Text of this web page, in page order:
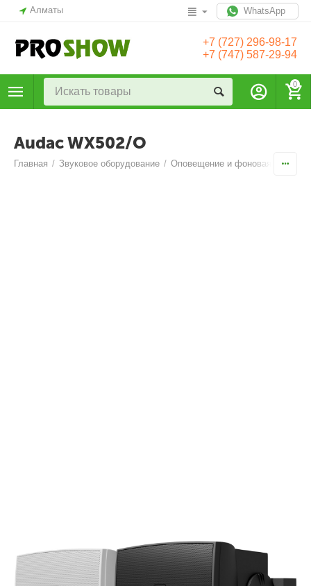
Алматы WhatsApp
+7 (727) 296-98-17
+7 (747) 587-29-94
0
Audac WX502/O
Главная / Звуковое оборудование / Оповещение и фоновая музыка